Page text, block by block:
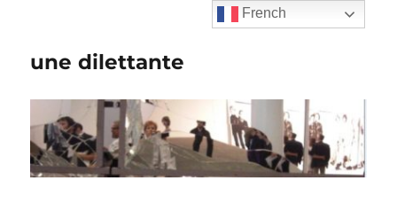
une dilettante
French